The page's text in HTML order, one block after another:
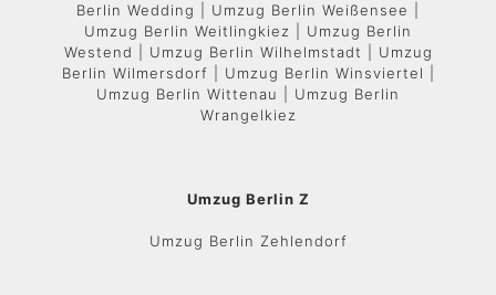
Berlin Wedding | Umzug Berlin Weißensee |
Umzug Berlin Weitlingkiez | Umzug Berlin
Westend | Umzug Berlin Wilhelmstadt | Umzug
Berlin Wilmersdorf | Umzug Berlin Winsviertel |
Umzug Berlin Wittenau | Umzug Berlin
Wrangelkiez
Umzug Berlin Z
Umzug Berlin Zehlendorf